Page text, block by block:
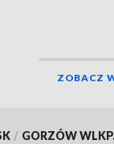
ZOBACZ
/ GORZÓW